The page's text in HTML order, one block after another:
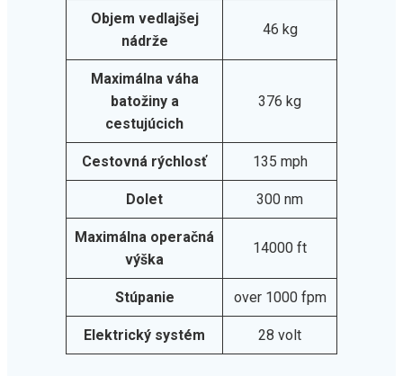
Objem vedlajšej
nádrže
46 kg
Maximálna váha
batožiny a
cestujúcich
376 kg
Cestovná rýchlosť 135 mph
Dolet 300 nm
Maximálna operačná
výška
14000 ft
Stúpanie over 1000 fpm
Elektrický systém 28 volt